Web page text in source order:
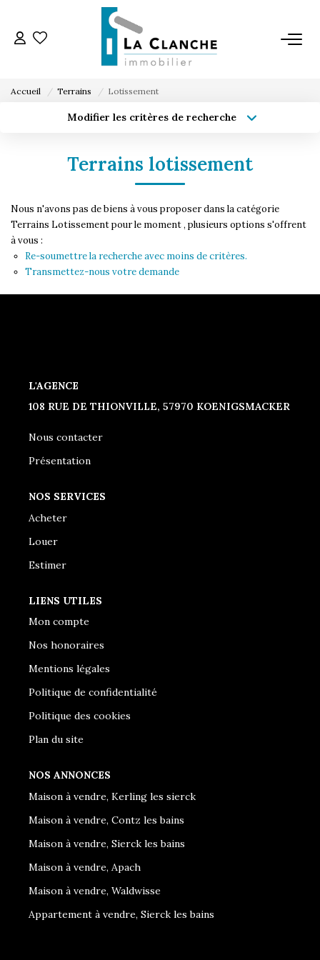
L'AGENCE
L'ÉQUIPE
VENTE
Accueil Terrains Lotissement
Modifier les critères de recherche
Type de bien
Budget max Plus de critères
Terrains lotissement
Nous n'avons pas de biens à vous proposer dans la catégorie
Terrains Lotissement pour le moment , plusieurs options s'offrent
à vous :
Re-soumettre la recherche avec moins de critères.
Transmettez-nous votre demande
L'AGENCE
108 RUE DE THIONVILLE, 57970 KOENIGSMACKER
Nous contacter
Présentation
NOS SERVICES
Acheter
Louer
Estimer
LIENS UTILES
Mon compte
Nos honoraires
Mentions légales
Politique de confidentialité
Politique des cookies
Plan du site
NOS ANNONCES
Maison à vendre, Kerling les sierck
Maison à vendre, Contz les bains
Maison à vendre, Sierck les bains
Maison à vendre, Apach
Maison à vendre, Waldwisse
Appartement à vendre, Sierck les bains